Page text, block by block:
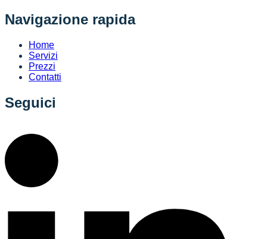
Navigazione rapida
Home
Servizi
Prezzi
Contatti
Seguici